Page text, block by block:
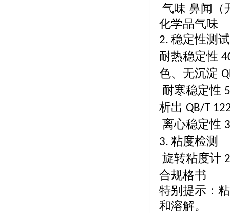
气味 鼻闻（
化学品气味
2. 稳定性测试
耐热稳定性
色、无沉淀
耐寒稳定性 5
析出 QB/T
离心稳定性
3. 粘度检测
旋转粘度计
合规格书
特别提示：
和溶解。